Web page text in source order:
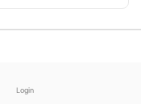
l
Login